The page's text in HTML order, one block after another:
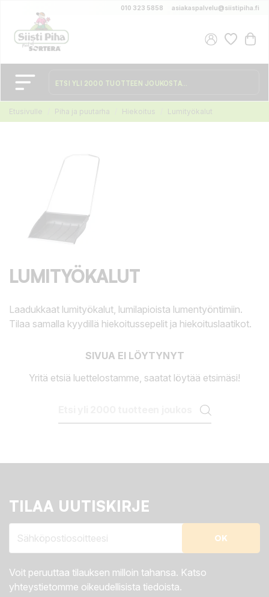
010 323 5858 asiakaspalvelu@siistipiha.fi
Etusivulle Piha ja puutarha Hiekoitus Lumityökalut
LUMITYÖKALUT
Laadukkaat lumityökalut, lumilapioista lumentyöntimiin.
Tilaa samalla kyydillä hiekoitussepelit ja hiekoituslaatikot.
SIVUA EI LÖYTYNYT
Yritä etsiä luettelostamme, saatat löytää etsimäsi!
TILAA UUTISKIRJE
Voit peruuttaa tilauksen milloin tahansa. Katso
yhteystietomme oikeudellisista tiedoista.